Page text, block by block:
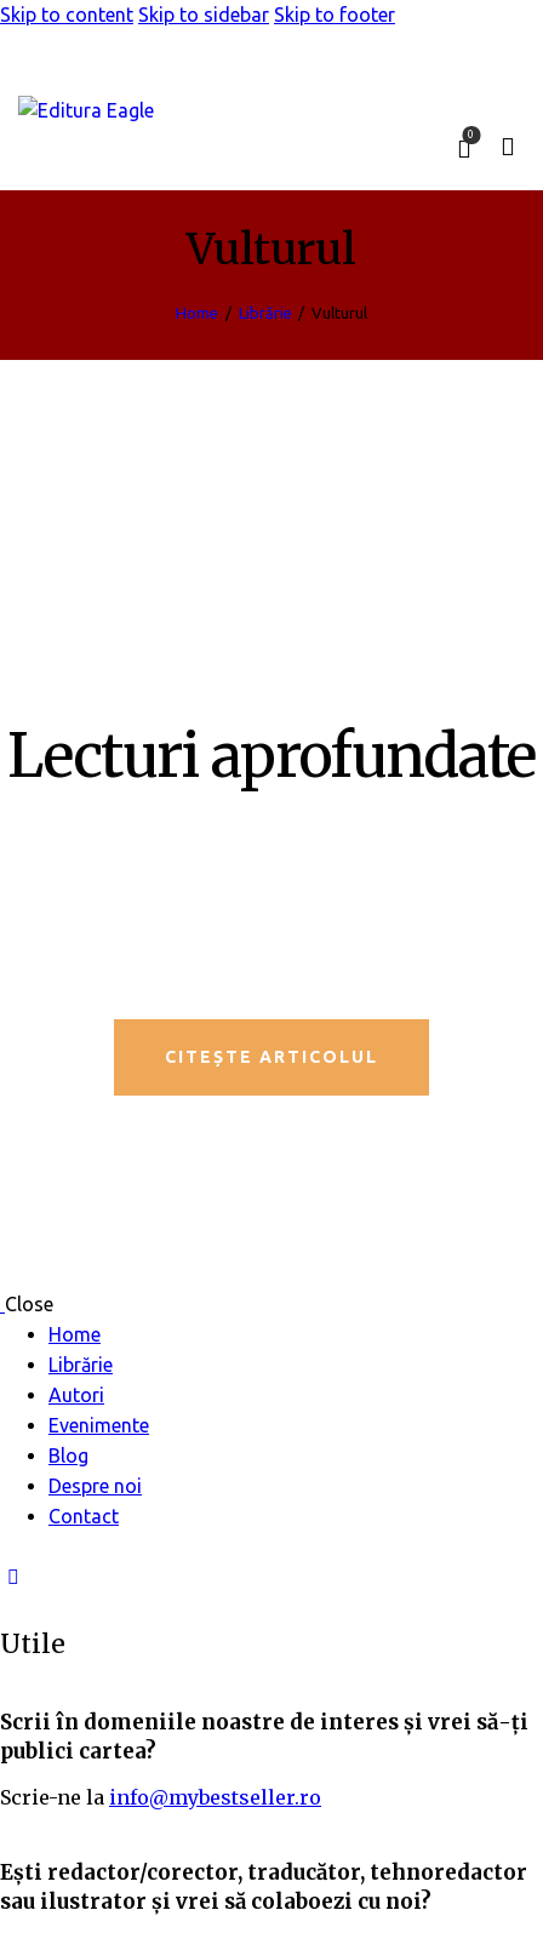
Skip to content Skip to sidebar Skip to footer
0
Vulturul
Home Librărie Vulturul
Lecturi aprofundate
CITEȘTE ARTICOLUL
Close
Home
Librărie
Autori
Evenimente
Blog
Despre noi
Contact
Utile
Scrii în domeniile noastre de interes și vrei să-ți
publici cartea?
Scrie-ne la info@mybestseller.ro
Ești redactor/corector, traducător, tehnoredactor
sau ilustrator și vrei să colaboezi cu noi?